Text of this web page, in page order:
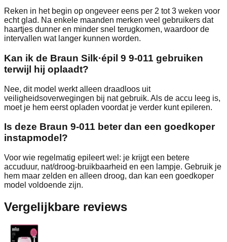
Reken in het begin op ongeveer eens per 2 tot 3 weken voor
echt glad. Na enkele maanden merken veel gebruikers dat
haartjes dunner en minder snel terugkomen, waardoor de
intervallen wat langer kunnen worden.
Kan ik de Braun Silk·épil 9 9-011 gebruiken
terwijl hij oplaadt?
Nee, dit model werkt alleen draadloos uit
veiligheidsoverwegingen bij nat gebruik. Als de accu leeg is,
moet je hem eerst opladen voordat je verder kunt epileren.
Is deze Braun 9-011 beter dan een goedkoper
instapmodel?
Voor wie regelmatig epileert wel: je krijgt een betere
accuduur, nat/droog-bruikbaarheid en een lampje. Gebruik je
hem maar zelden en alleen droog, dan kan een goedkoper
model voldoende zijn.
Vergelijkbare reviews